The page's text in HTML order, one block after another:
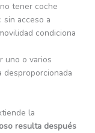
tener coche
sin acceso a
condiciona
uno o varios
desproporcionada
la
resulta después